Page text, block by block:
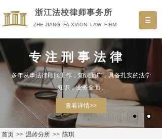
浙江法校律师事务所
ZHE JIANG FA XIAON LAW FIRM
专注刑事法律
多年从事法律顾问工作，知识面广，具备扎实的法学
知识，业务全面...
查看详情>>
首页 >> 温岭分所 >> 陈琪